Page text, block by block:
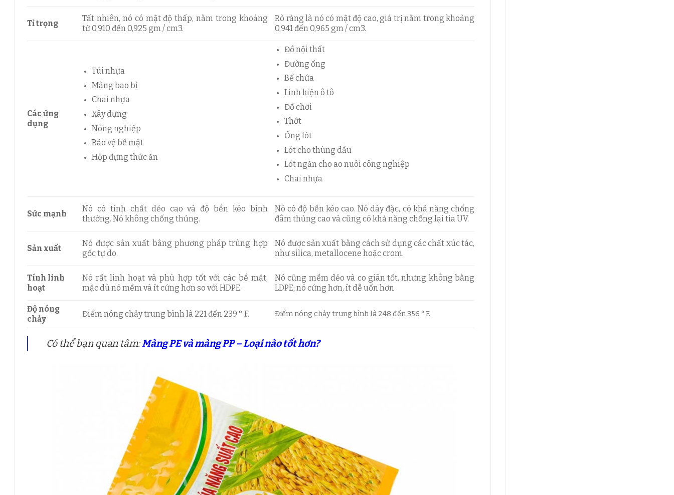
Tỉ trọng
Tất nhiên, nó có mật độ thấp, nằm trong khoảng
từ 0,910 đến 0,925 gm / cm3.
Rõ ràng là nó có mật độ cao, giá trị nằm trong khoảng
0,941 đến 0,965 gm / cm3.
Các ứng
dụng
Túi nhựa
Màng bao bì
Chai nhựa
Xây dựng
Nông nghiệp
Bảo vệ bề mặt
Hộp đựng thức ăn
Đồ nội thất
Đường ống
Bể chứa
Linh kiện ô tô
Đồ chơi
Thớt
Ống lót
Lót cho thùng dầu
Lót ngăn cho ao nuôi công nghiệp
Chai nhựa
Sức mạnh
Nó có tính chất dẻo cao và độ bền kéo bình
thường. Nó không chống thủng.
Nó có độ bền kéo cao. Nó dày đặc, có khả năng chống
đâm thủng cao và cũng có khả năng chống lại tia UV.
Sản xuất
Nó được sản xuất bằng phương pháp trùng hợp
gốc tự do.
Nó được sản xuất bằng cách sử dụng các chất xúc tác,
như silica, metallocene hoặc crom.
Tính linh
hoạt
Nó rất linh hoạt và phù hợp tốt với các bề mặt,
mặc dù nó mềm và ít cứng hơn so với HDPE.
Nó cũng mềm dẻo và co giãn tốt, nhưng không bằng
LDPE; nó cứng hơn, ít dễ uốn hơn
Độ nóng
chảy
Điểm nóng chảy trung bình là 221 đến 239 ° F. Điểm nóng chảy trung bình là 248 đến 356 ° F.
Có thể bạn quan tâm:Màng PE và màng PP – Loại nào tốt hơn?